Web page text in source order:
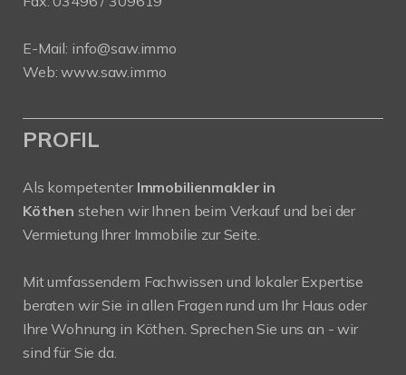
E-Mail: info@saw.immo
Web:www.saw.immo
PROFIL
Als kompetenter Immobilienmakler in
Köthen stehen wir Ihnen beim Verkauf und bei der
Vermietung Ihrer Immobilie zur Seite.
Mit umfassendem Fachwissen und lokaler Expertise
beraten wir Sie in allen Fragen rund um Ihr Haus oder
Ihre Wohnung in Köthen. Sprechen Sie uns an - wir
sind für Sie da.